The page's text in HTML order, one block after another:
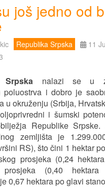
još jedno od
Republika Srpska
11
Srpska nalazi se u
poluostrva i dobro je
u okruženju (Srbija,
i šumski
Republike Srpske.
zemljišta je
RS), što čini 1 hektar
prosjeka (0,24
prosjeka (0,40 hektara
0,67 hektara po glavi